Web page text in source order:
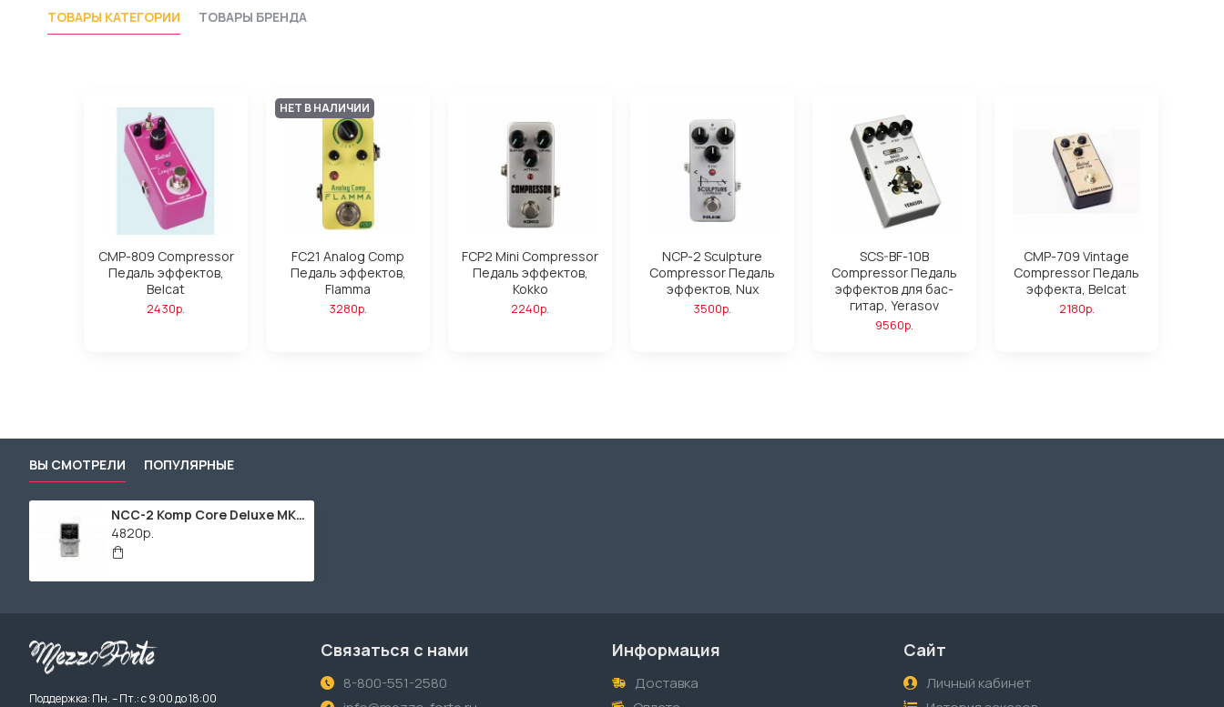
ТОВАРЫ КАТЕГОРИИ ТОВАРЫ БРЕНДА
CMP-809 Compressor
Педаль эффектов,
Belcat
2430р.
НЕТ В НАЛИЧИИ
FC21 Analog Comp
Педаль эффектов,
Flamma
3280р.
FCP2 Mini Compressor
Педаль эффектов,
Kokko
2240р.
NCP-2 Sculpture
Compressor Педаль
эффектов, Nux
3500р.
SCS-BF-10B
Сompressor Педаль
эффектов для бас-
гитар, Yerasov
9560р.
CMP-709 Vintage
Compressor Педаль
эффекта, Belcat
2180р.
ВЫ СМОТРЕЛИ ПОПУЛЯРНЫЕ
NCC-2 Komp Core Deluxe MKII Педаль эффектов, Nux
4820р.
Поддержка: Пн. – Пт.: с 9:00 до 18:00
Связаться с нами
8-800-551-2580
Информация
Доставка
Сайт
Личный кабинет